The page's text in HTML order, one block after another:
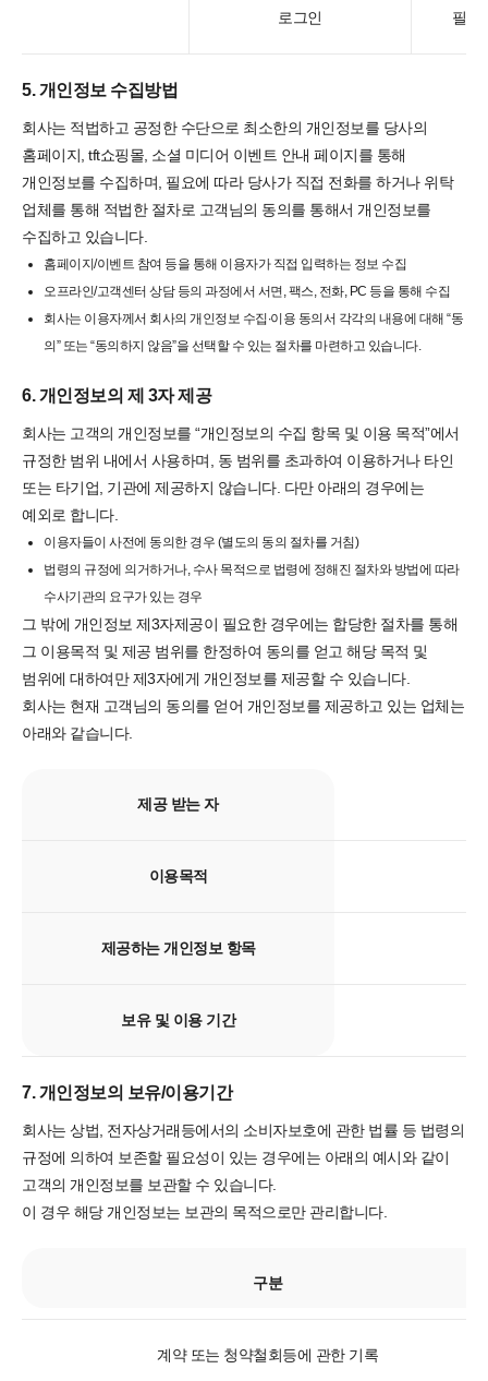
로그인 필수
5. 개인정보 수집방법
회사는 적법하고 공정한 수단으로 최소한의 개인정보를 당사의
홈페이지, tft쇼핑몰, 소셜 미디어 이벤트 안내 페이지를 통해
개인정보를 수집하며, 필요에 따라 당사가 직접 전화를 하거나 위탁
업체를 통해 적법한 절차로 고객님의 동의를 통해서 개인정보를
수집하고 있습니다.
홈페이지/이벤트 참여 등을 통해 이용자가 직접 입력하는 정보 수집
오프라인/고객센터 상담 등의 과정에서 서면, 팩스, 전화, PC 등을 통해 수집
회사는 이용자께서 회사의 개인정보 수집∙이용 동의서 각각의 내용에 대해 “동
의” 또는 “동의하지 않음”을 선택할 수 있는 절차를 마련하고 있습니다.
6. 개인정보의 제 3자 제공
회사는 고객의 개인정보를 “개인정보의 수집 항목 및 이용 목적”에서
규정한 범위 내에서 사용하며, 동 범위를 초과하여 이용하거나 타인
또는 타기업, 기관에 제공하지 않습니다. 다만 아래의 경우에는
예외로 합니다.
이용자들이 사전에 동의한 경우 (별도의 동의 절차를 거침)
법령의 규정에 의거하거나, 수사 목적으로 법령에 정해진 절차와 방법에 따라
수사기관의 요구가 있는 경우
그 밖에 개인정보 제3자제공이 필요한 경우에는 합당한 절차를 통해
그 이용목적 및 제공 범위를 한정하여 동의를 얻고 해당 목적 및
범위에 대하여만 제3자에게 개인정보를 제공할 수 있습니다.
회사는 현재 고객님의 동의를 얻어 개인정보를 제공하고 있는 업체는
아래와 같습니다.
제공 받는 자
이용목적
제공하는 개인정보 항목
보유 및 이용 기간
7. 개인정보의 보유/이용기간
회사는 상법, 전자상거래등에서의 소비자보호에 관한 법률 등 법령의
규정에 의하여 보존할 필요성이 있는 경우에는 아래의 예시와 같이
고객의 개인정보를 보관할 수 있습니다.
이 경우 해당 개인정보는 보관의 목적으로만 관리합니다.
구분
계약 또는 청약철회등에 관한 기록